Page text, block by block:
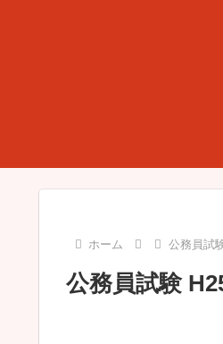
ホーム 公務員試
公務員試験